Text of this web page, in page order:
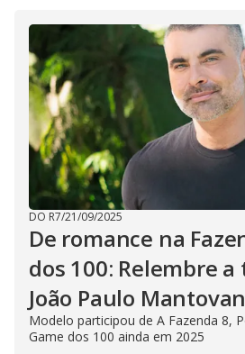
DO R7/21/09/2025
De romance na
dos 100: Relembre
João Paulo
Modelo participou de A Fazenda 8,
Game dos 100 ainda em 2025